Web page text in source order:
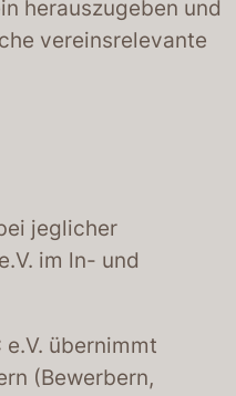
herauszugeben und
vereinsrelevante
jeglicher
im ln- und
übernimmt
(Bewerbern,